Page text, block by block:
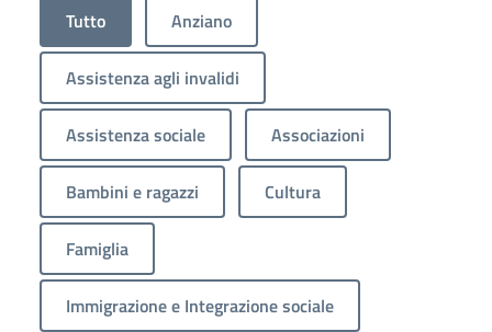
Tutto Anziano
Assistenza agli invalidi
Assistenza sociale Associazioni
Bambini e ragazzi Cultura
Famiglia
Immigrazione e Integrazione sociale